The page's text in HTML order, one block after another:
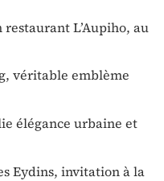
L’Aupiho, au
véritable emblème
élégance urbaine et
Eydins, invitation à la